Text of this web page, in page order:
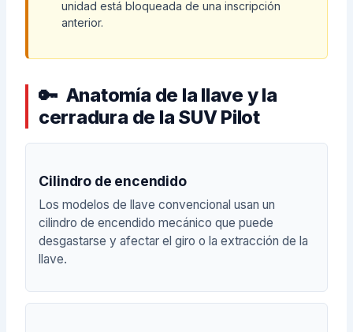
unidad está bloqueada de una inscripción
anterior.
Anatomía de la llave y la
cerradura de la SUV Pilot
Cilindro de encendido
Los modelos de llave convencional usan un
cilindro de encendido mecánico que puede
desgastarse y afectar el giro o la extracción de la
llave.